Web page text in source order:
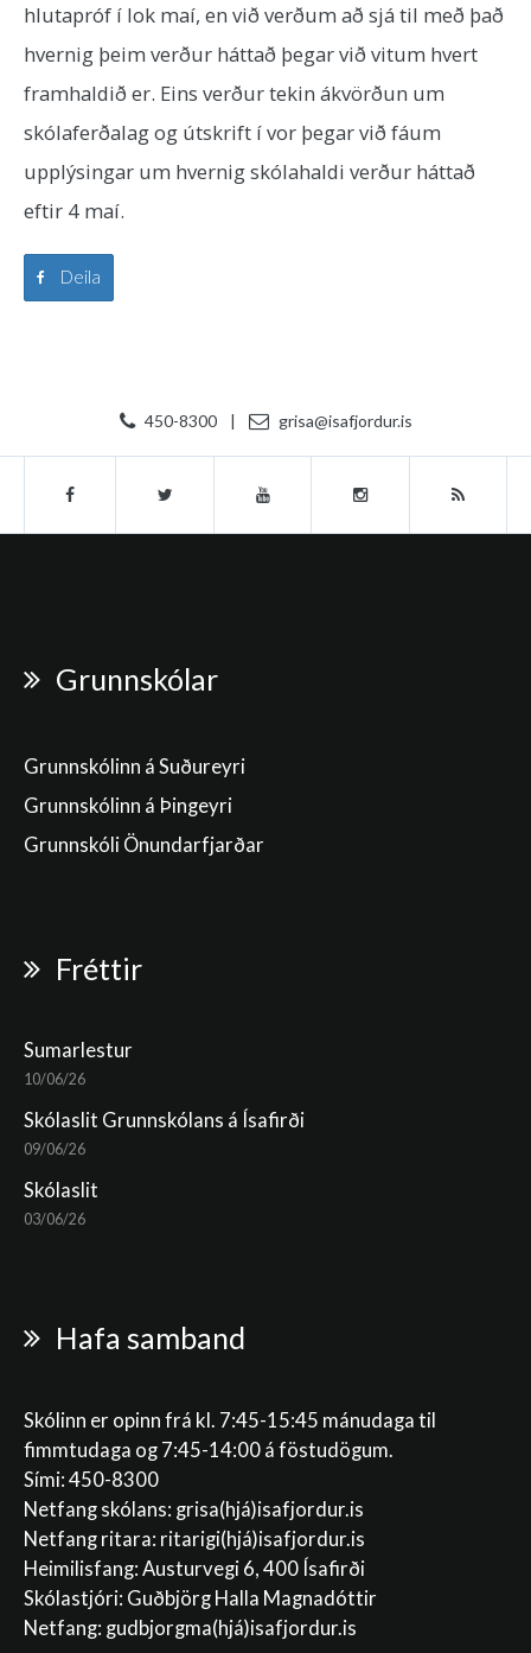
hlutapróf í lok maí, en við verðum að sjá til með það
hvernig þeim verður háttað þegar við vitum hvert
framhaldið er. Eins verður tekin ákvörðun um
skólaferðalag og útskrift í vor þegar við fáum
upplýsingar um hvernig skólahaldi verður háttað
eftir 4 maí.
Deila
450-8300 | grisa@isafjordur.is
Grunnskólar
Grunnskólinn á Suðureyri
Grunnskólinn á Þingeyri
Grunnskóli Önundarfjarðar
Fréttir
Sumarlestur
10/06/26
Skólaslit Grunnskólans á Ísafirði
09/06/26
Skólaslit
03/06/26
Hafa samband
Skólinn er opinn frá kl. 7:45-15:45 mánudaga til
fimmtudaga og 7:45-14:00 á föstudögum.
Sími: 450-8300
Netfang skólans: grisa(hjá)isafjordur.is
Netfang ritara: ritarigi(hjá)isafjordur.is
Heimilisfang: Austurvegi 6, 400 Ísafirði
Skólastjóri: Guðbjörg Halla Magnadóttir
Netfang: gudbjorgma(hjá)isafjordur.is